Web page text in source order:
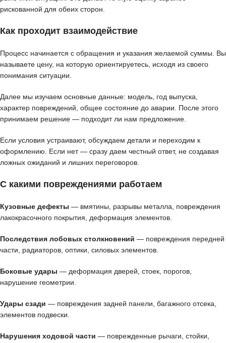
рискованной для обеих сторон.
Как проходит взаимодействие
Процесс начинается с обращения и указания желаемой суммы. Вы
называете цену, на которую ориентируетесь, исходя из своего
понимания ситуации.
Далее мы изучаем основные данные: модель, год выпуска,
характер повреждений, общее состояние до аварии. После этого
принимаем решение — подходит ли нам предложение.
Если условия устраивают, обсуждаем детали и переходим к
оформлению. Если нет — сразу даем честный ответ, не создавая
ложных ожиданий и лишних переговоров.
С какими повреждениями работаем
Кузовные дефекты — вмятины, разрывы металла, повреждения
лакокрасочного покрытия, деформация элементов.
Последствия лобовых столкновений — повреждения передней
части, радиаторов, оптики, силовых элементов.
Боковые удары — деформация дверей, стоек, порогов,
нарушение геометрии.
Удары сзади — повреждения задней панели, багажного отсека,
элементов подвески.
Нарушения ходовой части — поврежденные рычаги, стойки,